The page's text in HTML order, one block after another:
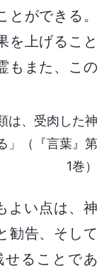
ができる。
を上げること
もまた、この
は、受肉した神
」（『言葉』第
1巻）
よい点は、神
勧告、そして
せることであ